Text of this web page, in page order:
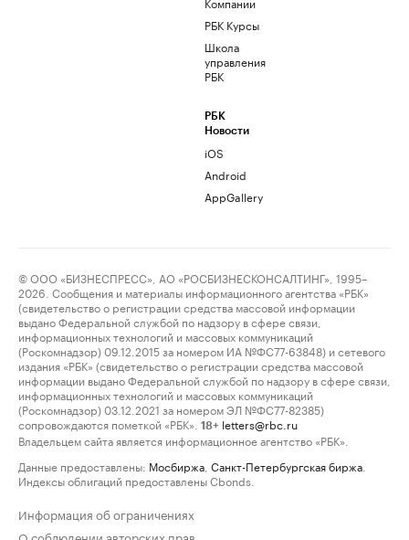
РБК Курсы
Школа
управления
РБК
РБК
Новости
iOS
Android
AppGallery
© ООО «БИЗНЕСПРЕСС», АО «РОСБИЗНЕСКОНСАЛТИНГ», 1995–
2026. Сообщения и материалы информационного агентства «РБК»
(свидетельство о регистрации средства массовой информации
выдано Федеральной службой по надзору в сфере связи,
информационных технологий и массовых коммуникаций
(Роскомнадзор) 09.12.2015 за номером ИА №ФС77-63848) и сетевого
издания «РБК» (свидетельство о регистрации средства массовой
информации выдано Федеральной службой по надзору в сфере связи,
информационных технологий и массовых коммуникаций
(Роскомнадзор) 03.12.2021 за номером ЭЛ №ФС77-82385)
сопровождаются пометкой «РБК».
18+ letters@rbc.ru
Владельцем сайта является информационное агентство «РБК».
Данные предоставлены: Мосбиржа Санкт-Петербургская биржа
Индексы облигаций предоставлены Cbonds.
Информация об ограничениях